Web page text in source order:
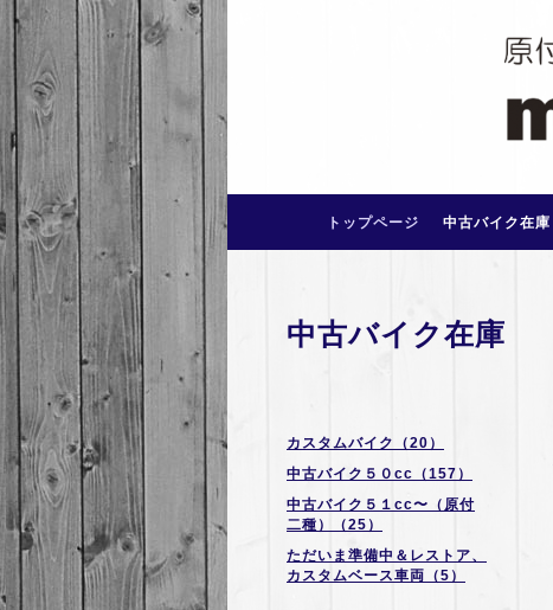
トップページ 中古バイク在庫
カスタムバイク（20）
中古バイク５０cc（157）
中古バイク５１cc〜（原付
二種）（25）
ただいま準備中＆レストア、
カスタムベース車両（5）
中古バイク在庫